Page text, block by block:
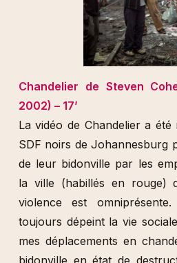
Chandelier de Steven
2002) – 17’
La vidéo de Chandelier a été
SDF noirs de Johannesburg
de leur bidonville par les
la ville (habillés en rouge)
violence est
toujours dépeint la vie
mes déplacements en